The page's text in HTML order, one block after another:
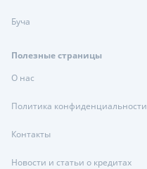
Буча
Полезные страницы
О нас
Политика конфиденциальности
Контакты
Новости и статьи о кредитах